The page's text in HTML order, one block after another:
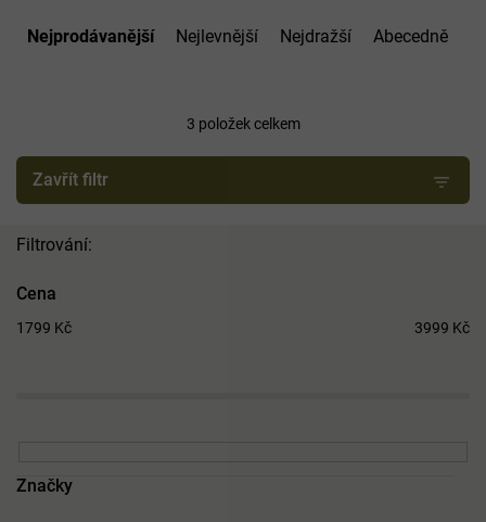
p
o
u
t
ů
Nejprodávanější Nejlevnější Nejdražší Abecedně
3 položek celkem
Zavřít filtr
Cena
1799 Kč 3999 Kč
Značky